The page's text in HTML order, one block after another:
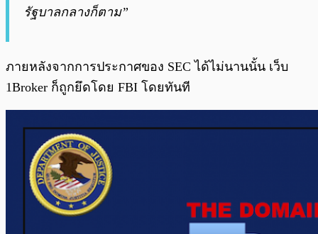
รัฐบาลกลางก็ตาม”
ภายหลังจากการประกาศของ SEC ได้ไม่นานนั้น เว็บ
1Broker ก็ถูกยึดโดย FBI โดยทันที